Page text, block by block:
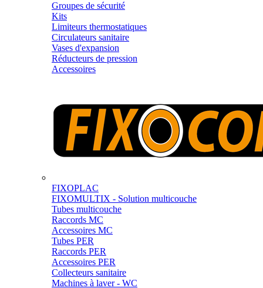
Groupes de sécurité
Kits
Limiteurs thermostatiques
Circulateurs sanitaire
Vases d'expansion
Réducteurs de pression
Accessoires
FIXOPLAC
FIXOMULTIX - Solution multicouche
Tubes multicouche
Raccords MC
Accessoires MC
Tubes PER
Raccords PER
Accessoires PER
Collecteurs sanitaire
Machines à laver - WC